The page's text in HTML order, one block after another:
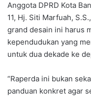
Anggota DPRD Kota
11, Hj. Siti Marfuah,
grand desain ini harus
kependudukan yang
untuk dua dekade ke
“Raperda ini bukan
panduan konkret agar